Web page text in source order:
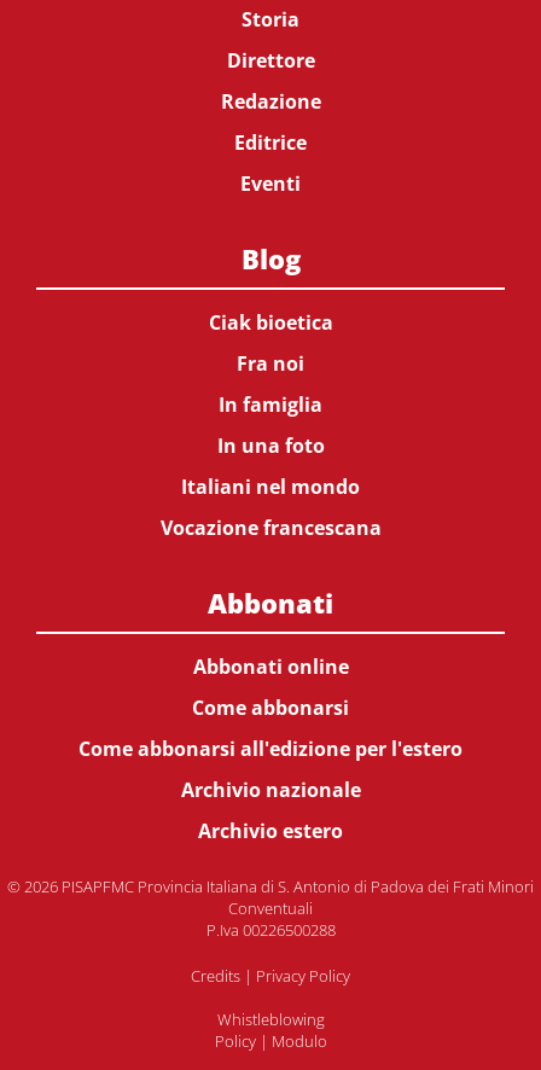
Storia
Direttore
Redazione
Editrice
Eventi
Blog
Ciak bioetica
Fra noi
In famiglia
In una foto
Italiani nel mondo
Vocazione francescana
Abbonati
Abbonati online
Come abbonarsi
Come abbonarsi all'edizione per l'estero
Archivio nazionale
Archivio estero
© 2026 PISAPFMC Provincia Italiana di S. Antonio di Padova dei Frati Minori
Conventuali
P.Iva 00226500288
Credits | Privacy Policy
Whistleblowing
Policy| Modulo